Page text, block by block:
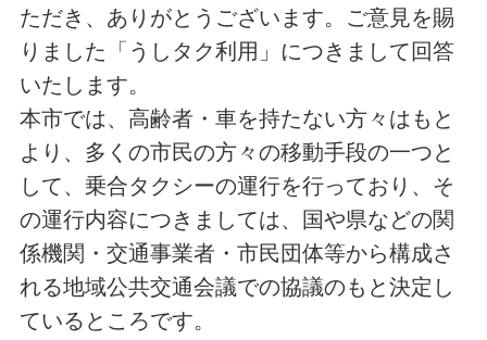
ただき、ありがとうございます。ご意見を賜
りました「うしタク利用」につきまして回答
いたします。
本市では、高齢者・車を持たない方々はもと
より、多くの市民の方々の移動手段の一つと
して、乗合タクシーの運行を行っており、そ
の運行内容につきましては、国や県などの関
係機関・交通事業者・市民団体等から構成さ
れる地域公共交通会議での協議のもと決定し
ているところです。